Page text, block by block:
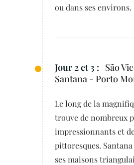
ou dans ses environs.
Jour 2 et 3 : São
Santana - Porto
Le long de la
trouve de nombreux
impressionnants et
pittoresques.
ses maisons